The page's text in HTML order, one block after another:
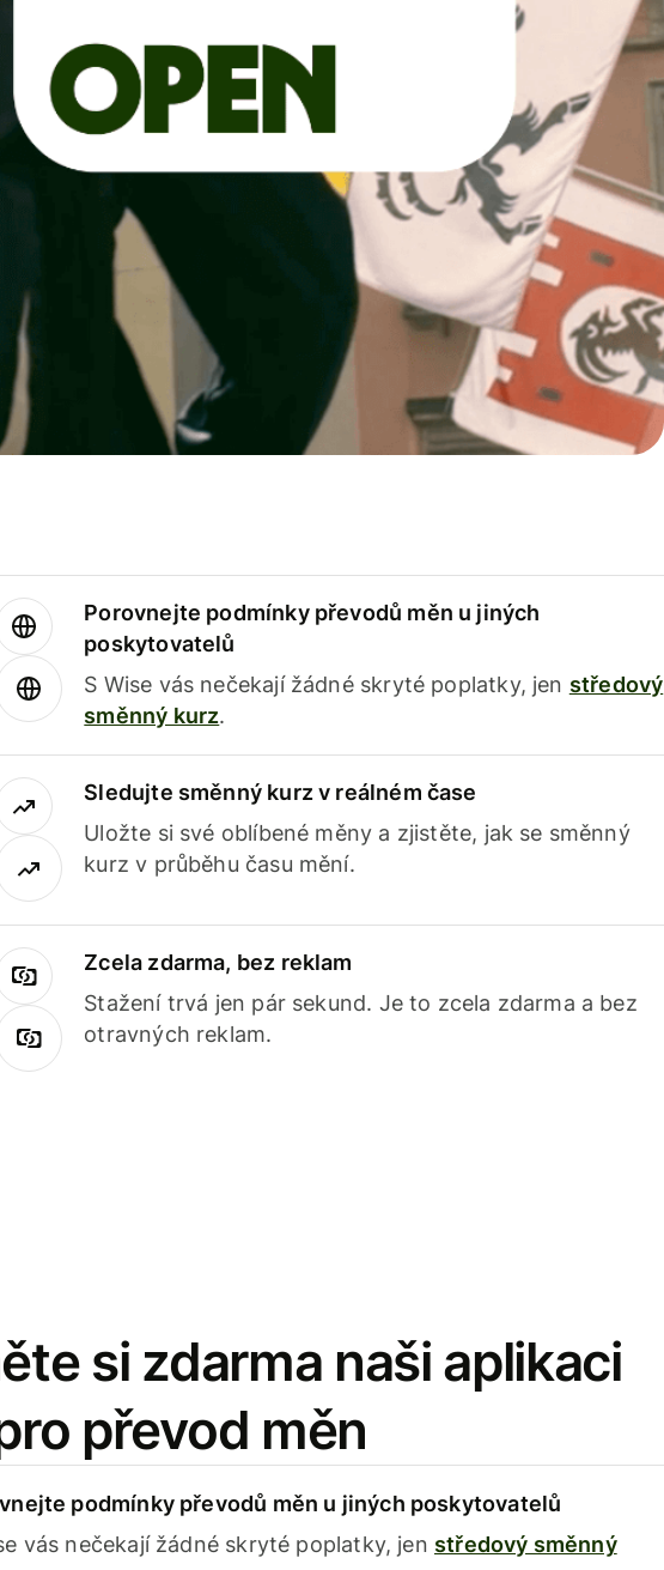
Porovnejte podmínky převodů měn u jiných
poskytovatelů
S Wise vás nečekají žádné skryté poplatky, jen středový
směnný kurz.
Sledujte směnný kurz v reálném čase
Uložte si své oblíbené měny a zjistěte, jak se směnný
kurz v průběhu času mění.
Zcela zdarma, bez reklam
Stažení trvá jen pár sekund. Je to zcela zdarma a bez
otravných reklam.
si zdarma naši aplikaci
převod měn
podmínky převodů měn u jiných poskytovatelů
vás nečekají žádné skryté poplatky, jen středový směnný